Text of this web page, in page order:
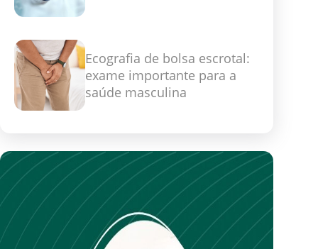
Ecografia de bolsa escrotal:
exame importante para a
saúde masculina